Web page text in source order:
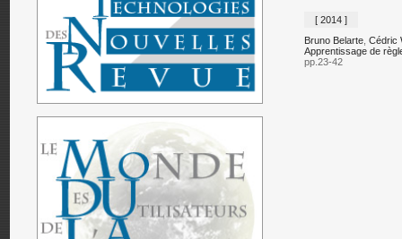
[ 2014 ]
Bruno Belarte, Cédric
Apprentissage de
pp.23-42